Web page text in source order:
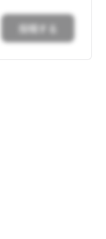
投稿する